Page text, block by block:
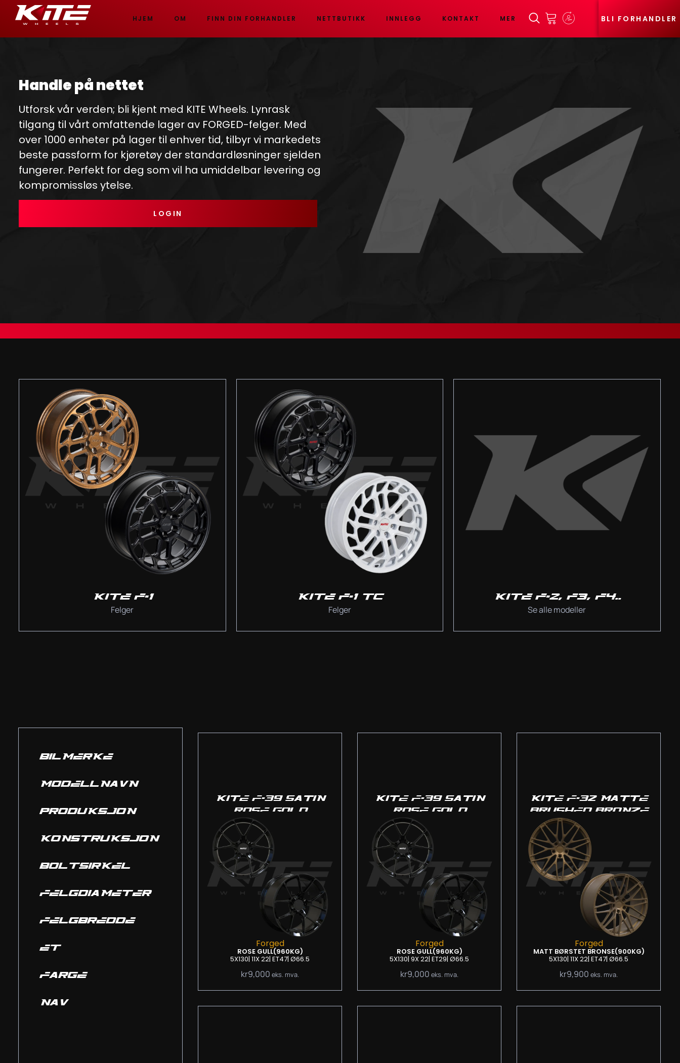
HJEM OM FINN DIN FORHANDLER NETTBUTIKK INNLEGG KONTAKT MER BLI FORHANDLER
Handle på nettet
Utforsk vår verden; bli kjent med KITE Wheels. Lynrask
tilgang til vårt omfattende lager av FORGED-felger. Med
over 1000 enheter på lager til enhver tid, tilbyr vi markedets
beste passform for kjøretøy der standardløsninger sjelden
fungerer. Perfekt for deg som vil ha umiddelbar levering og
kompromissløs ytelse.
LOGIN
KITE F-1
Felger
KITE F-1 TC
Felger
KITE F-2, F3, F4..
Se alle modeller
BILMERKE
MODELLNAVN
PRODUKSJON
KONSTRUKSJON
BOLTSIRKEL
FELGDIAMETER
FELGBREDDE
ET
FARGE
NAV
KITE F-39 SATIN
ROSE GOLD
Forged
ROSE GULL(960KG)
5X130| 11X 22| ET47| Ø66.5
kr9,000 eks. mva.
KITE F-39 SATIN
ROSE GOLD
Forged
ROSE GULL(960KG)
5X130| 9X 22| ET29| Ø66.5
kr9,000 eks. mva.
KITE F-32 MATTE
BRUSHED BRONZE
Forged
MATT BØRSTET BRONSE(900KG)
5X130| 11X 22| ET47| Ø66.5
kr9,900 eks. mva.